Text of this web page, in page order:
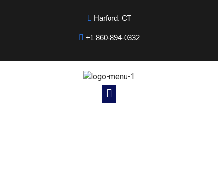
Harford, CT
+1 860-894-0332